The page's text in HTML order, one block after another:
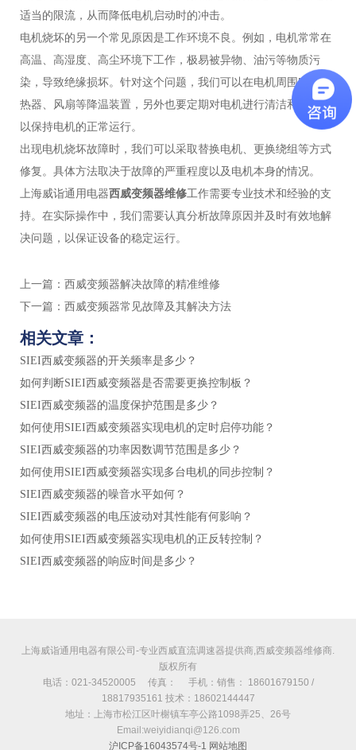
适当的限流，从而降低电机启动时的冲击。
电机烧坏的另一个常见原因是工作环境不良。例如，电机常常在
高温、高湿度、高尘环境下工作，极易被异物、油污等物质污
染，导致绝缘损坏。针对这个问题，我们可以在电机周围安装散
热器、风扇等降温装置，另外也要定期对电机进行清洁和维护，
以保持电机的正常运行。
出现电机烧坏故障时，我们可以采取替换电机、更换绕组等方式
修复。具体方法取决于故障的严重程度以及电机本身的情况。
上海威诣通用电器西威变频器维修工作需要专业技术和经验的支
持。在实际操作中，我们需要认真分析故障原因并及时有效地解
决问题，以保证设备的稳定运行。
上一篇： 西威变频器解决故障的精准维修
下一篇： 西威变频器常见故障及其解决方法
相关文章：
SIEI西威变频器的开关频率是多少？
如何判断SIEI西威变频器是否需要更换控制板？
SIEI西威变频器的温度保护范围是多少？
如何使用SIEI西威变频器实现电机的定时启停功能？
SIEI西威变频器的功率因数调节范围是多少？
如何使用SIEI西威变频器实现多台电机的同步控制？
SIEI西威变频器的噪音水平如何？
SIEI西威变频器的电压波动对其性能有何影响？
如何使用SIEI西威变频器实现电机的正反转控制？
SIEI西威变频器的响应时间是多少？
上海威诣通用电器有限公司-专业西威直流调速器提供商,西威变频器维修商.
版权所有
电话：021-34520005 传真： 手机：销售： 18601679150 /
18817935161 技术：18602144447
地址：上海市松江区叶榭镇车亭公路1098弄25、26号
Email:weiyidianqi@126.com
沪ICP备16043574号-1 网站地图